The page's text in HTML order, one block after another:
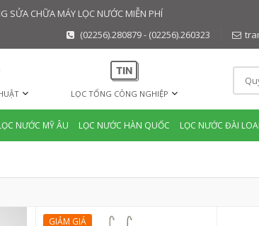
SỬA CHỮA MÁY LỌC NƯỚC MIỄN PHÍ
(02256).280879 - (02256).260323
LỌC TỔNG CÔNG NGHIỆP
NƯỚC MỸ ÂU LỌC NƯỚC HÀN QUỐC LỌC NƯỚC ĐÀI
GIẢM GIÁ